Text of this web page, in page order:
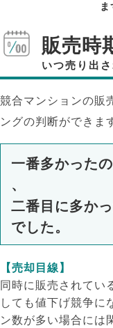
販売時
いつ売り出さ
競合マンションの販
ングの判断ができま
一番多かった
、
二番目に多か
でした。
【売却目線】
同時に販売されてい
しても値下げ競争に
ン数が多い場合には